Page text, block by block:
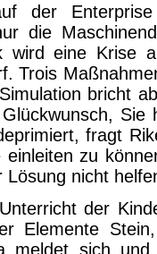
der Enterprise
die
wird eine Krise
Trois
bricht
Sie
fragt
zu
Lösung nicht
der
Elemente
meldet sich